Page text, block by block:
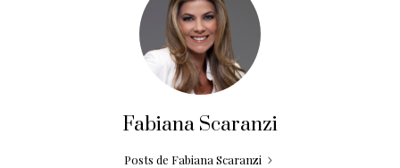
Fabiana Scaranzi
Posts de Fabiana Scaranzi